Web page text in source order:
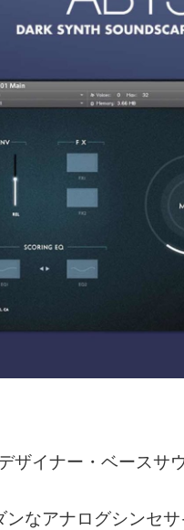
ザイナー・ベースサ
ンなアナログシンセ